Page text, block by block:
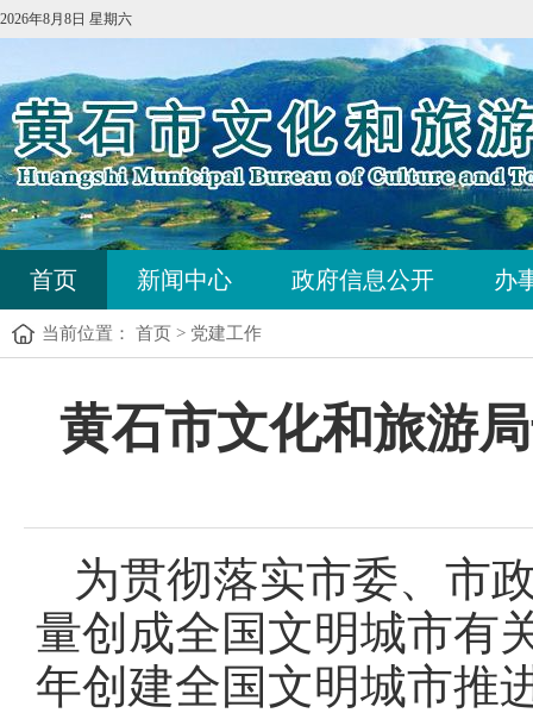
2026年8月8日 星期六
首页 新闻中心 政府信息公开 办
当前位置： 首页 > 党建工作
黄石市文化和旅游
为贯彻落实市委、市
量创成全国文明城市有
年创建全国文明城市推